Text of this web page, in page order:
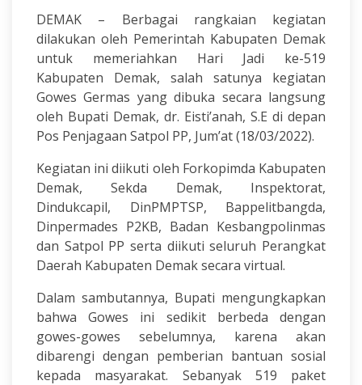
DEMAK – Berbagai rangkaian kegiatan
dilakukan oleh Pemerintah Kabupaten Demak
untuk memeriahkan Hari Jadi ke-519
Kabupaten Demak, salah satunya kegiatan
Gowes Germas yang dibuka secara langsung
oleh Bupati Demak, dr. Eisti’anah, S.E di depan
Pos Penjagaan Satpol PP, Jum’at (18/03/2022).
Kegiatan ini diikuti oleh Forkopimda Kabupaten
Demak, Sekda Demak, Inspektorat,
Dindukcapil, DinPMPTSP, Bappelitbangda,
Dinpermades P2KB, Badan Kesbangpolinmas
dan Satpol PP serta diikuti seluruh Perangkat
Daerah Kabupaten Demak secara virtual.
Dalam sambutannya, Bupati mengungkapkan
bahwa Gowes ini sedikit berbeda dengan
gowes-gowes sebelumnya, karena akan
dibarengi dengan pemberian bantuan sosial
kepada masyarakat. Sebanyak 519 paket